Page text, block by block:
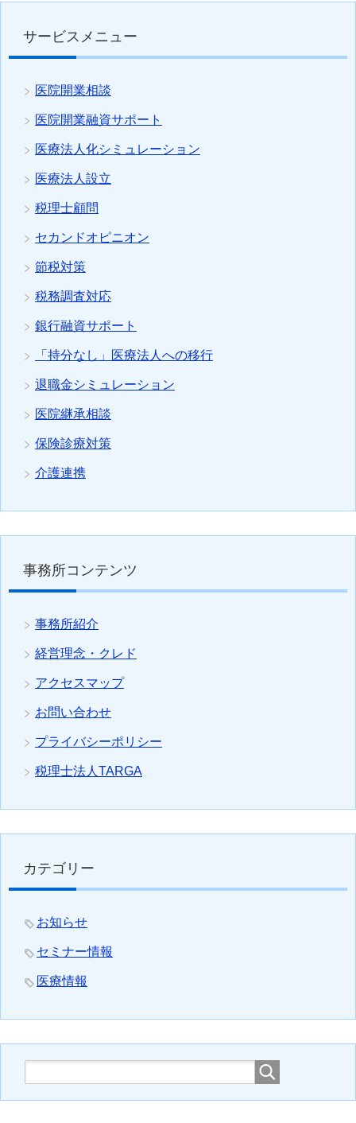
サービスメニュー
医院開業相談
医院開業融資サポート
医療法人化シミュレーション
医療法人設立
税理士顧問
セカンドオピニオン
節税対策
税務調査対応
銀行融資サポート
「持分なし」医療法人への移行
退職金シミュレーション
医院継承相談
保険診療対策
介護連携
事務所コンテンツ
事務所紹介
経営理念・クレド
アクセスマップ
お問い合わせ
プライバシーポリシー
税理士法人TARGA
カテゴリー
お知らせ
セミナー情報
医療情報